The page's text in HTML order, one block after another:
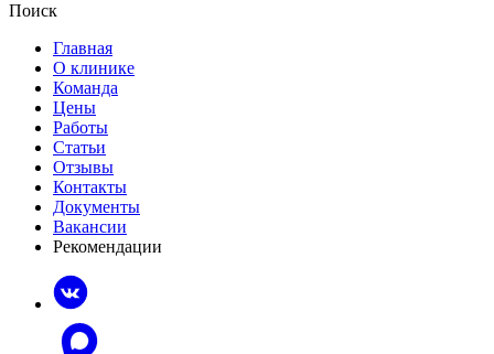
Поиск
Главная
О клинике
Команда
Цены
Работы
Статьи
Отзывы
Контакты
Документы
Вакансии
Рекомендации